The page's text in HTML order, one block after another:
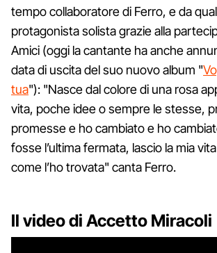
tempo collaboratore di Ferro, e da
protagonista solista grazie alla
Amici (oggi la cantante ha anche
data di uscita del suo nuovo album "
tua"): "Nasce dal colore di una rosa
vita, poche idee o sempre le stesse,
promesse e ho cambiato e ho
fosse l’ultima fermata, lascio la mia
come l’ho trovata" canta Ferro.
Il video di Accetto Miracoli